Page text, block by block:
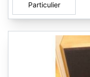
Particulier